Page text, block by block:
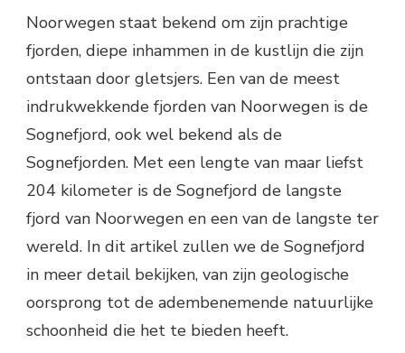
Noorwegen staat bekend om zijn prachtige
fjorden, diepe inhammen in de kustlijn die zijn
ontstaan door gletsjers. Een van de meest
indrukwekkende fjorden van Noorwegen is de
Sognefjord, ook wel bekend als de
Sognefjorden. Met een lengte van maar liefst
204 kilometer is de Sognefjord de langste
fjord van Noorwegen en een van de langste ter
wereld. In dit artikel zullen we de Sognefjord
in meer detail bekijken, van zijn geologische
oorsprong tot de adembenemende natuurlijke
schoonheid die het te bieden heeft.